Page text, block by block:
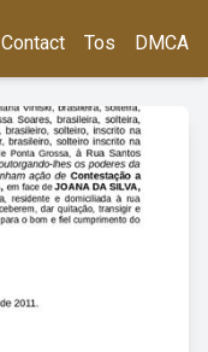
Contact Tos DMCA